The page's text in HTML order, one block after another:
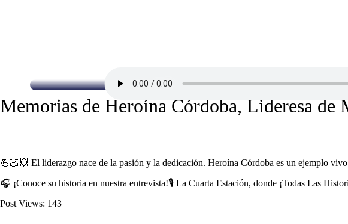
Memorias de Heroína Córdoba, Lideresa de
💪🏻💥 El liderazgo nace de la pasión y la dedicación. Heroína Córdoba es un ejemplo
🎧 ¡Conoce su historia en nuestra entrevista!🎙️ La Cuarta Estación, donde ¡Todas Las
Post Views: 143